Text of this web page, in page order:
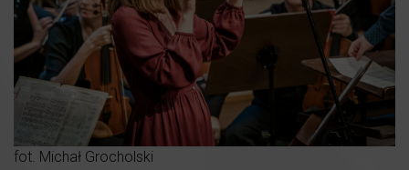
fot. Michał Grocholski